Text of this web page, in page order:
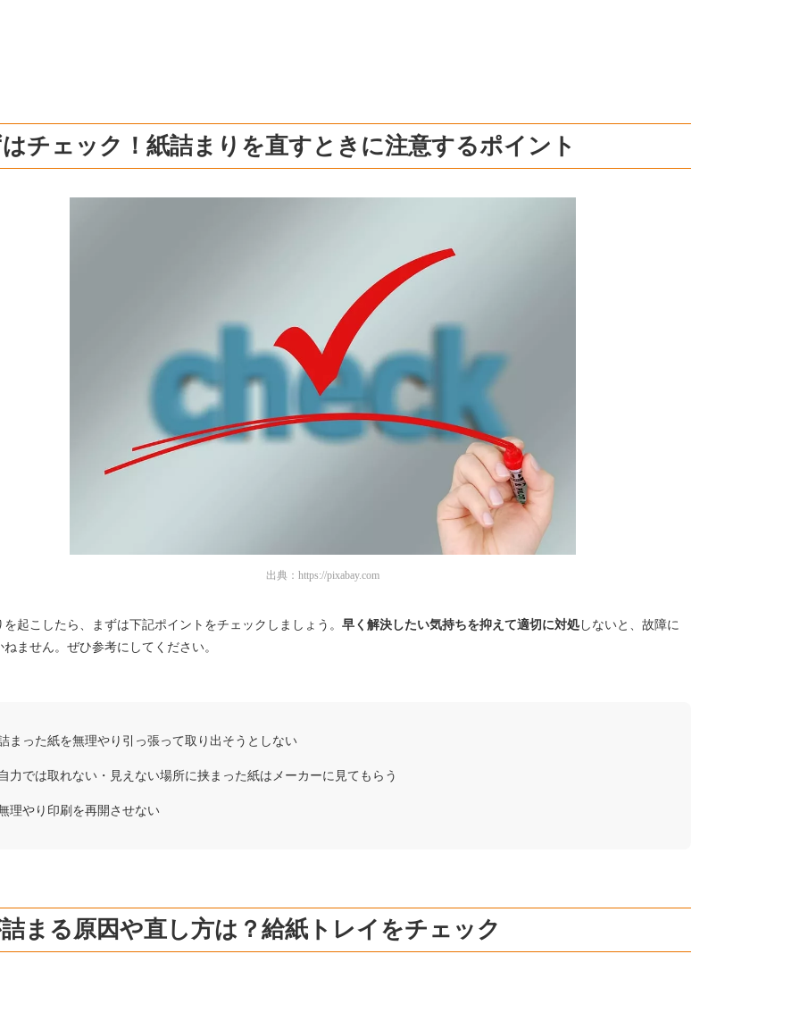
チェック！紙詰まりを直すときに注意するポイント
出典： https://pixabay.com
を起こしたら、まずは下記ポイントをチェックしましょう。 早く解決したい気持ちを抑えて適切に対処 しないと、故障に
ねません。ぜひ参考にしてください。
まった紙を無理やり引っ張って取り出そうとしない
力では取れない・見えない場所に挟まった紙はメーカーに見てもらう
理やり印刷を再開させない
まる原因や直し方は？給紙トレイをチェック